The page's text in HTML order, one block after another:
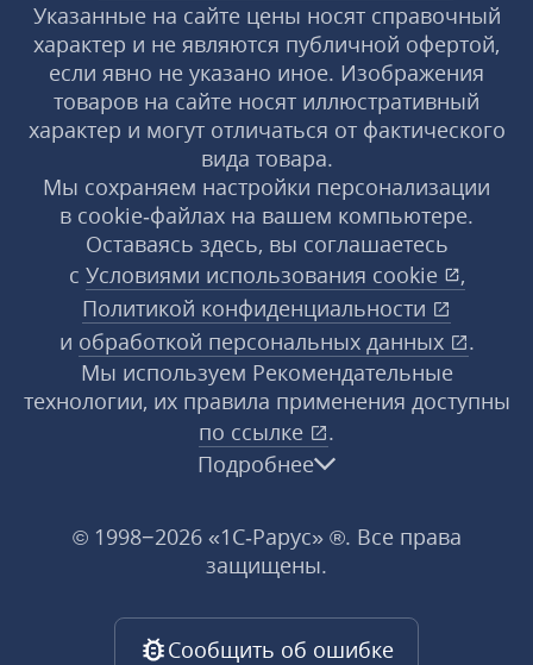
Указанные на сайте цены носят справочный
характер и не являются публичной офертой,
если явно не указано иное. Изображения
товаров на сайте носят иллюстративный
характер и могут отличаться от фактического
вида товара.
Мы сохраняем настройки персонализации
в cookie‑файлах на вашем компьютере.
Оставаясь здесь, вы соглашаетесь
с Условиями использования cookie
,
Политикой конфиденциальности
и обработкой персональных данных
.
Мы используем Рекомендательные
технологии, их правила применения доступны
по ссылке
.
Подробнее
© 1998−2026 «1С‑Рарус» ®. Все права
защищены.
Сообщить об ошибке